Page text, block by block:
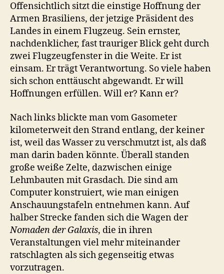
Offensichtlich sitzt die einstige Hoffnung der
Armen Brasiliens, der jetzige Präsident des
Landes in einem Flugzeug. Sein ernster,
nachdenklicher, fast trauriger Blick geht durch
zwei Flugzeugfenster in die Weite. Er ist
einsam. Er trägt Verantwortung. So viele haben
sich schon enttäuscht abgewandt. Er will
Hoffnungen erfüllen. Will er? Kann er?
Nach links blickte man vom Gasometer
kilometerweit den Strand entlang, der keiner
ist, weil das Wasser zu verschmutzt ist, als daß
man darin baden könnte. Überall standen
große weiße Zelte, dazwischen einige
Lehmbauten mit Grasdach. Die sind am
Computer konstruiert, wie man einigen
Anschauungstafeln entnehmen kann. Auf
halber Strecke fanden sich die Wagen der
Nomaden der Galaxis, die in ihren
Veranstaltungen viel mehr miteinander
ratschlagten als sich gegenseitig etwas
vorzutragen.